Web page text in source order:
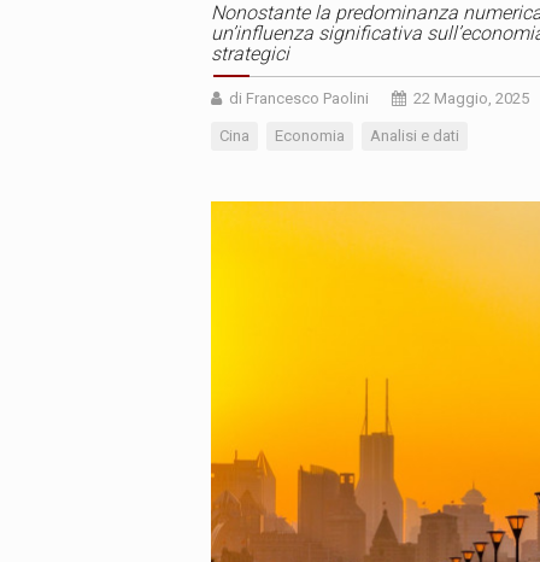
Nonostante la predominanza
un’influenza significativa
strategici
di Francesco Paolini 22 Maggio, 2025
Cina Economia Analisi e dati